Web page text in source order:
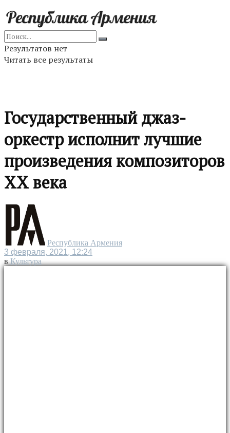
Результатов нет
Читать все результаты
Государственный джаз-
оркестр исполнит лучшие
произведения композиторов
XX века
Республика Армения
3 февраля, 2021, 12:24
в Культура